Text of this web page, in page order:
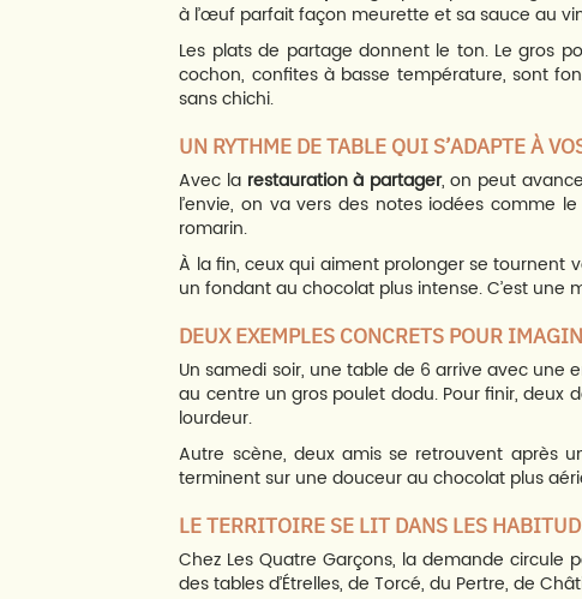
à l’œuf parfait façon meurette et sa sauce au
Les plats de partage donnent le ton. Le gros
cochon, confites à basse température, sont
sans chichi.
UN RYTHME DE TABLE QUI S’ADAPTE À
Avec la restauration à partager, on peut
l’envie, on va vers des notes iodées comme
romarin.
À la fin, ceux qui aiment prolonger se tournent
un fondant au chocolat plus intense. C’est
DEUX EXEMPLES CONCRETS POUR
Un samedi soir, une table de 6 arrive avec une
au centre un gros poulet dodu. Pour finir, deux
lourdeur.
Autre scène, deux amis se retrouvent après
terminent sur une douceur au chocolat plus
LE TERRITOIRE SE LIT DANS LES
Chez Les Quatre Garçons, la demande circule
des tables d’Étrelles, de Torcé, du Pertre, de